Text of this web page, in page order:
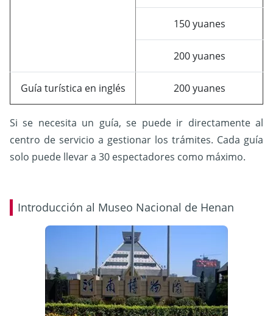
150 yuanes
200 yuanes
Guía turística en inglés 200 yuanes
Si se necesita un guía, se puede ir directamente al
centro de servicio a gestionar los trámites. Cada guía
solo puede llevar a 30 espectadores como máximo.
Introducción al Museo Nacional de Henan